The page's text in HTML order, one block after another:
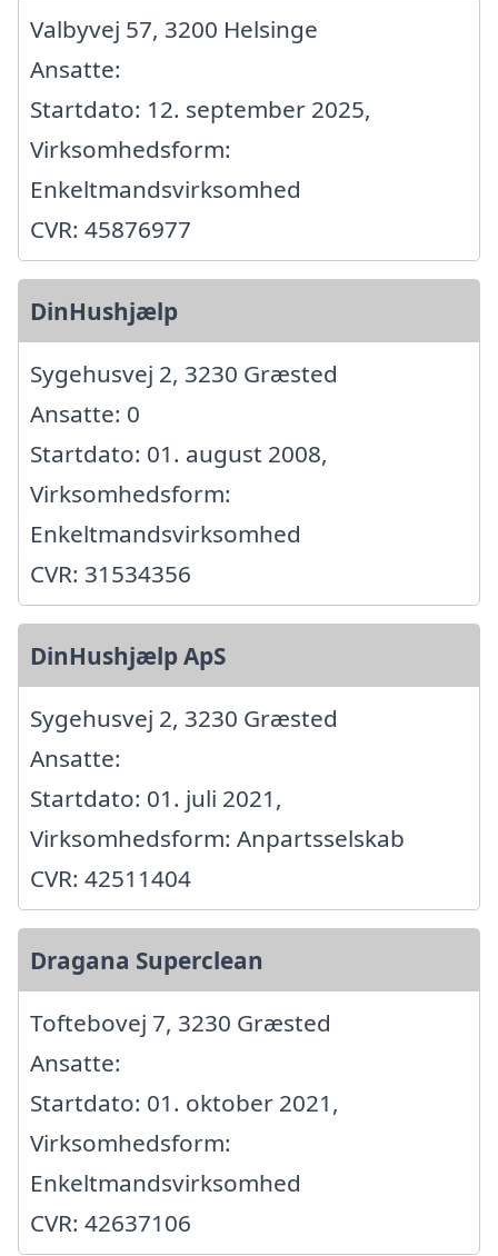
Valbyvej 57, 3200 Helsinge
Ansatte:
Startdato: 12. september 2025,
Virksomhedsform:
Enkeltmandsvirksomhed
CVR: 45876977
DinHushjælp
Sygehusvej 2, 3230 Græsted
Ansatte: 0
Startdato: 01. august 2008,
Virksomhedsform:
Enkeltmandsvirksomhed
CVR: 31534356
DinHushjælp ApS
Sygehusvej 2, 3230 Græsted
Ansatte:
Startdato: 01. juli 2021,
Virksomhedsform: Anpartsselskab
CVR: 42511404
Dragana Superclean
Toftebovej 7, 3230 Græsted
Ansatte:
Startdato: 01. oktober 2021,
Virksomhedsform:
Enkeltmandsvirksomhed
CVR: 42637106